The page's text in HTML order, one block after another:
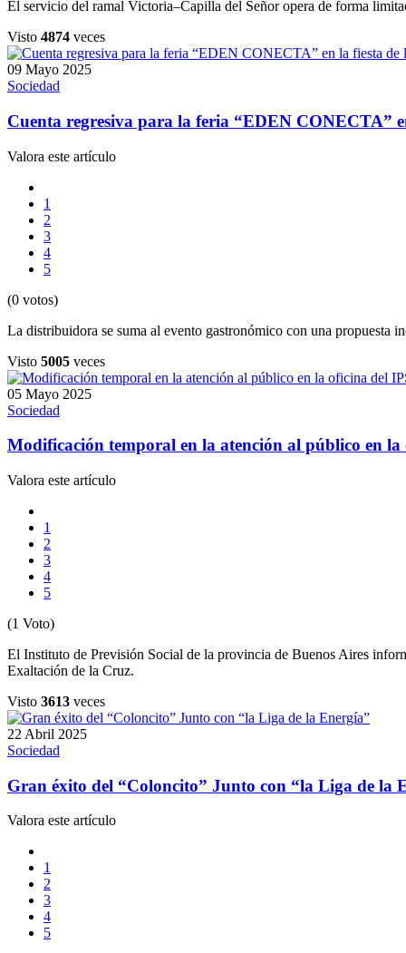
El servicio del ramal Victoria–Capilla del Señor opera de forma
Visto 4874 veces
09 Mayo 2025
Sociedad
Cuenta regresiva para la feria “EDEN CONECTA”
Valora este artículo
1
2
3
4
5
(0 votos)
La distribuidora se suma al evento gastronómico con una propuesta
Visto 5005 veces
05 Mayo 2025
Sociedad
Modificación temporal en la atención al público en
Valora este artículo
1
2
3
4
5
(1 Voto)
El Instituto de Previsión Social de la provincia de Buenos Aires
Exaltación de la Cruz.
Visto 3613 veces
22 Abril 2025
Sociedad
Gran éxito del “Coloncito” Junto con “la Liga de la
Valora este artículo
1
2
3
4
5